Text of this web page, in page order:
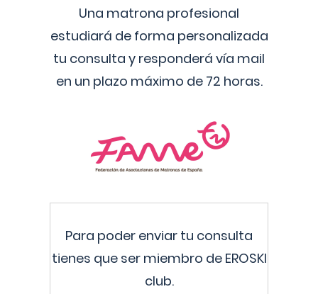
Una matrona profesional
estudiará de forma personalizada
tu consulta y responderá vía mail
en un plazo máximo de 72 horas.
Para poder enviar tu consulta
tienes que ser miembro de EROSKI
club.